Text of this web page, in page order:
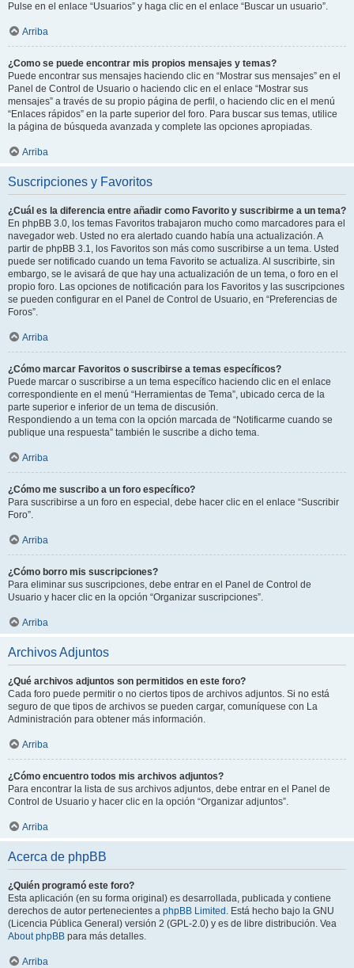
Pulse en el enlace “Usuarios” y haga clic en el enlace “Buscar un usuario”.
Arriba
¿Como se puede encontrar mis propios mensajes y temas?
Puede encontrar sus mensajes haciendo clic en “Mostrar sus mensajes” en el
Panel de Control de Usuario o haciendo clic en el enlace “Mostrar sus
mensajes” a través de su propio página de perfil, o haciendo clic en el menú
“Enlaces rápidos” en la parte superior del foro. Para buscar sus temas, utilice
la página de búsqueda avanzada y complete las opciones apropiadas.
Arriba
Suscripciones y Favoritos
¿Cuál es la diferencia entre añadir como Favorito y suscribirme a un tema?
En phpBB 3.0, los temas Favoritos trabajaron mucho como marcadores para el
navegador web. Usted no era alertado cuando había una actualización. A
partir de phpBB 3.1, los Favoritos son más como suscribirse a un tema. Usted
puede ser notificado cuando un tema Favorito se actualiza. Al suscribirte, sin
embargo, se le avisará de que hay una actualización de un tema, o foro en el
propio foro. Las opciones de notificación para los Favoritos y las suscripciones
se pueden configurar en el Panel de Control de Usuario, en “Preferencias de
Foros”.
Arriba
¿Cómo marcar Favoritos o suscribirse a temas específicos?
Puede marcar o suscribirse a un tema específico haciendo clic en el enlace
correspondiente en el menú “Herramientas de Tema”, ubicado cerca de la
parte superior e inferior de un tema de discusión.
Respondiendo a un tema con la opción marcada de “Notificarme cuando se
publique una respuesta” también le suscribe a dicho tema.
Arriba
¿Cómo me suscribo a un foro específico?
Para suscribirse a un foro en especial, debe hacer clic en el enlace “Suscribir
Foro”.
Arriba
¿Cómo borro mis suscripciones?
Para eliminar sus suscripciones, debe entrar en el Panel de Control de
Usuario y hacer clic en la opción “Organizar suscripciones”.
Arriba
Archivos Adjuntos
¿Qué archivos adjuntos son permitidos en este foro?
Cada foro puede permitir o no ciertos tipos de archivos adjuntos. Si no está
seguro de que tipos de archivos se pueden cargar, comuníquese con La
Administración para obtener más información.
Arriba
¿Cómo encuentro todos mis archivos adjuntos?
Para encontrar la lista de sus archivos adjuntos, debe entrar en el Panel de
Control de Usuario y hacer clic en la opción “Organizar adjuntos”.
Arriba
Acerca de phpBB
¿Quién programó este foro?
Esta aplicación (en su forma original) es desarrollada, publicada y contiene
derechos de autor pertenecientes a phpBB Limited . Está hecho bajo la GNU
(Licencia Pública General) versión 2 (GPL-2.0) y es de libre distribución. Vea
About phpBB para más detalles.
Arriba